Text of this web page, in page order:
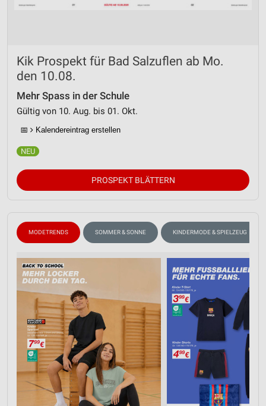
Kik Prospekt für Bad Salzuflen ab Mo.
den 10.08.
Mehr Spass in der Schule
Gültig von 10. Aug. bis 01. Okt.
📅 Kalendereintrag erstellen
PROSPEKT BLÄTTERN
MODETRENDS SOMMER & SONNE KINDERMODE & SPIELZEUG